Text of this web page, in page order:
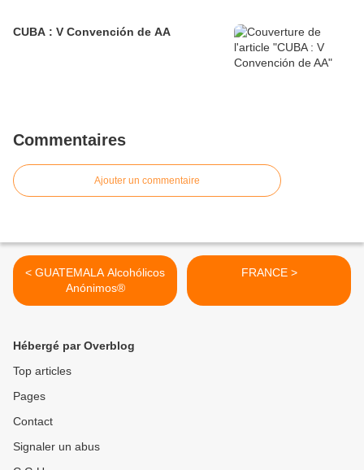
CUBA : V Convención de AA
Commentaires
Ajouter un commentaire
< GUATEMALA Alcohólicos
Anónimos®
FRANCE >
Hébergé par Overblog
Top articles
Pages
Contact
Signaler un abus